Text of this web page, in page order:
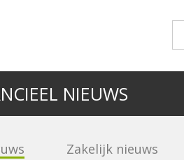
NIEUWS
Zakelijk nieuws